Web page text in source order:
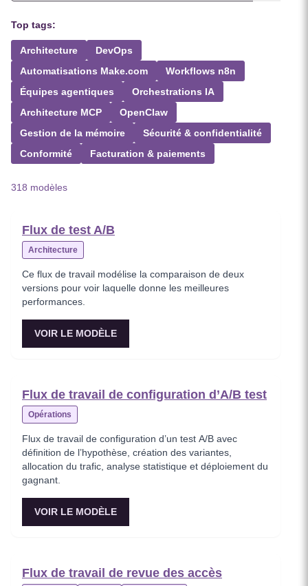
Top tags:
Architecture
DevOps
Automatisations Make.com
Workflows n8n
Équipes agentiques
Orchestrations IA
Architecture MCP
OpenClaw
Gestion de la mémoire
Sécurité & confidentialité
Conformité
Facturation & paiements
318 modèles
Flux de test A/B
Architecture
Ce flux de travail modélise la comparaison de deux
versions pour voir laquelle donne les meilleures
performances.
VOIR LE MODÈLE
Flux de travail de configuration d’A/B test
Opérations
Flux de travail de configuration d’un test A/B avec
définition de l’hypothèse, création des variantes,
allocation du trafic, analyse statistique et déploiement du
gagnant.
VOIR LE MODÈLE
Flux de travail de revue des accès